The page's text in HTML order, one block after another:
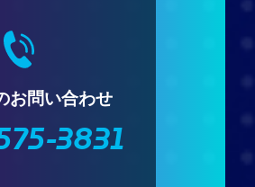
お問い合わせ
3831